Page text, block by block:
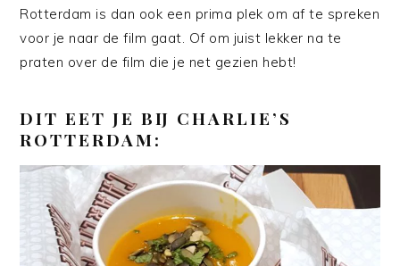
Rotterdam is dan ook een prima plek om af te spreken
voor je naar de film gaat. Of om juist lekker na te
praten over de film die je net gezien hebt!
DIT EET JE BIJ CHARLIE’S
ROTTERDAM: